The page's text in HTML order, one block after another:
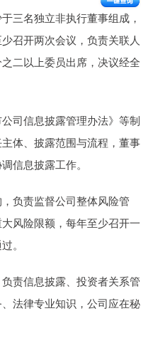
三名独立非执行董事组成，
召开两次会议，负责关联人
二以上委员出席，决议经全
司信息披露管理办法》等制
体、披露范围与流程，董事
信息披露工作。
负责监督公司整体风险管
风险限额，每年至少召开一
。
责信息披露、投资者关系管
法律专业知识，公司应在秘